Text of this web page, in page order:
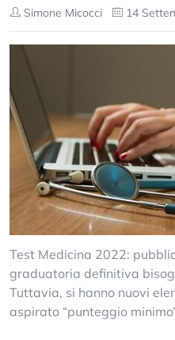
Simone Micocci 14
Test Medicina 2022:
graduatoria definitiva
Tuttavia, si hanno nuovi
aspirato “punteggio